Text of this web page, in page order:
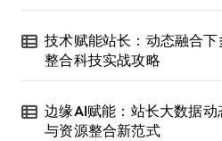
技术赋能站长：动态融合
整合科技实战攻略
边缘AI赋能：站长大数据动
与资源整合新范式